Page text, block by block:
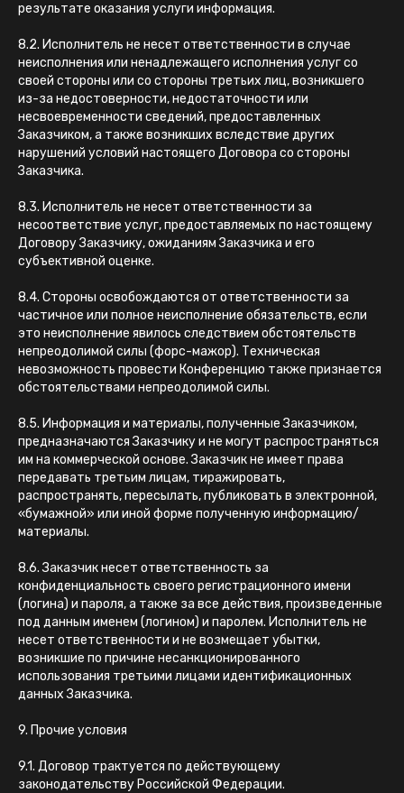
результате оказания услуги информация.
8.2. Исполнитель не несет ответственности в случае
неисполнения или ненадлежащего исполнения услуг со
своей стороны или со стороны третьих лиц, возникшего
из-за недостоверности, недостаточности или
несвоевременности сведений, предоставленных
Заказчиком, а также возникших вследствие других
нарушений условий настоящего Договора со стороны
Заказчика.
8.3. Исполнитель не несет ответственности за
несоответствие услуг, предоставляемых по настоящему
Договору Заказчику, ожиданиям Заказчика и его
субъективной оценке.
8.4. Стороны освобождаются от ответственности за
частичное или полное неисполнение обязательств, если
это неисполнение явилось следствием обстоятельств
непреодолимой силы (форс-мажор). Техническая
невозможность провести Конференцию также признается
обстоятельствами непреодолимой силы.
8.5. Информация и материалы, полученные Заказчиком,
предназначаются Заказчику и не могут распространяться
им на коммерческой основе. Заказчик не имеет права
передавать третьим лицам, тиражировать,
распространять, пересылать, публиковать в электронной,
«бумажной» или иной форме полученную информацию/
материалы.
8.6. Заказчик несет ответственность за
конфиденциальность своего регистрационного имени
(логина) и пароля, а также за все действия, произведенные
под данным именем (логином) и паролем. Исполнитель не
несет ответственности и не возмещает убытки,
возникшие по причине несанкционированного
использования третьими лицами идентификационных
данных Заказчика.
9. Прочие условия
9.1. Договор трактуется по действующему
законодательству Российской Федерации.